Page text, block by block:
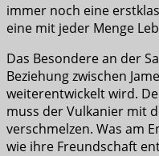
immer noch eine
eine mit jeder Menge
Das Besondere an der
Beziehung zwischen
weiterentwickelt wird.
muss der Vulkanier mit
verschmelzen. Was am
wie ihre Freundschaft